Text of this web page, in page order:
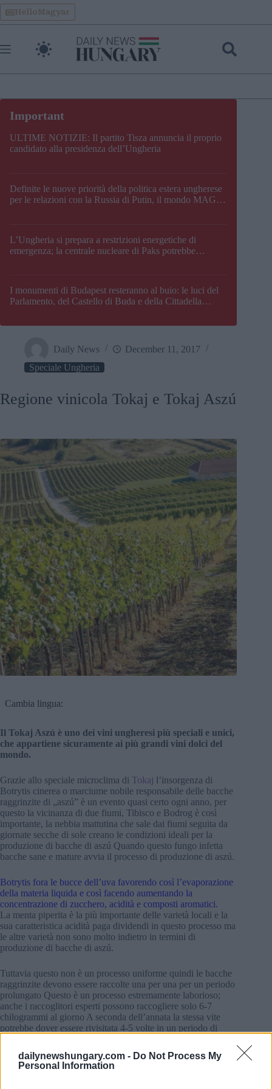
dailynewshungary.com - Do Not Process My
Personal Information
Skip
to
content
HelloMagyar
ULTIME NOTIZIE: Il partito Tisza annuncia il proprio
candidato alla presidenza dell’Ungheria
Definite le nuove priorità della politica estera ungherese
per le relazioni con la Russia di Putin, il mondo MAGA,
L’Ungheria si prepara a restrizioni energetiche di
emergenza; la centrale nucleare di Paks potrebbe
I monumenti di Budapest resteranno al buio: le luci del
Parlamento, del Castello di Buda e della Cittadella
Daily News
December 11, 2017
Speciale Ungheria
Regione vinicola Tokaj e Tokaj Aszú
Cambia lingua:
Il Tokaj Aszú è uno dei vini ungheresi più speciali e unici,
che appartiene sicuramente ai più grandi vini dolci del
mondo.
Grazie allo speciale microclima di Tokaj l’insorgenza di
Botrytis cinerea o marciume nobile responsabile delle bacche
raggrinzite di „aszú” è un evento quasi certo ogni anno, per
questo la vicinanza di due fiumi, Tibisco e Bodrog è così
importante, la nebbia mattutina che sale dai fiumi seguita da
giornate secche di sole creano le condizioni ideali per la
produzione di bacche di aszú Quando questo fungo infetta
bacche sane e mature avvia il processo di produzione di aszú.
Botrytis fora le bucce dell’uva favorendo così l’evaporazione
della materia liquida e così facendo aumentando la
concentrazione di zucchero, acidità e composti aromatici.
La menta piperita è la più importante delle varietà locali e la
sua caratteristica acidità paga dividendi in questo processo ma
le altre varietà non sono molto indietro in termini di
produzione di bacche di aszú.
Tuttavia questo non è un processo uniforme quindi le bacche
raggrinzite devono essere raccolte una per una per un periodo
prolungato Questo è un processo estremamente laborioso;
anche i raccoglitori esperti possono raccogliere solo 6-7
chilogrammi al giorno A seconda dell’annata la stessa vite
potrebbe dover essere rivisitata 4-5 volte in un periodo di
adeguatamente raggrinzite.